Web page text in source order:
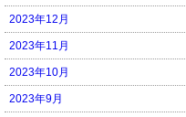
2023年12月
2023年11月
2023年10月
2023年9月